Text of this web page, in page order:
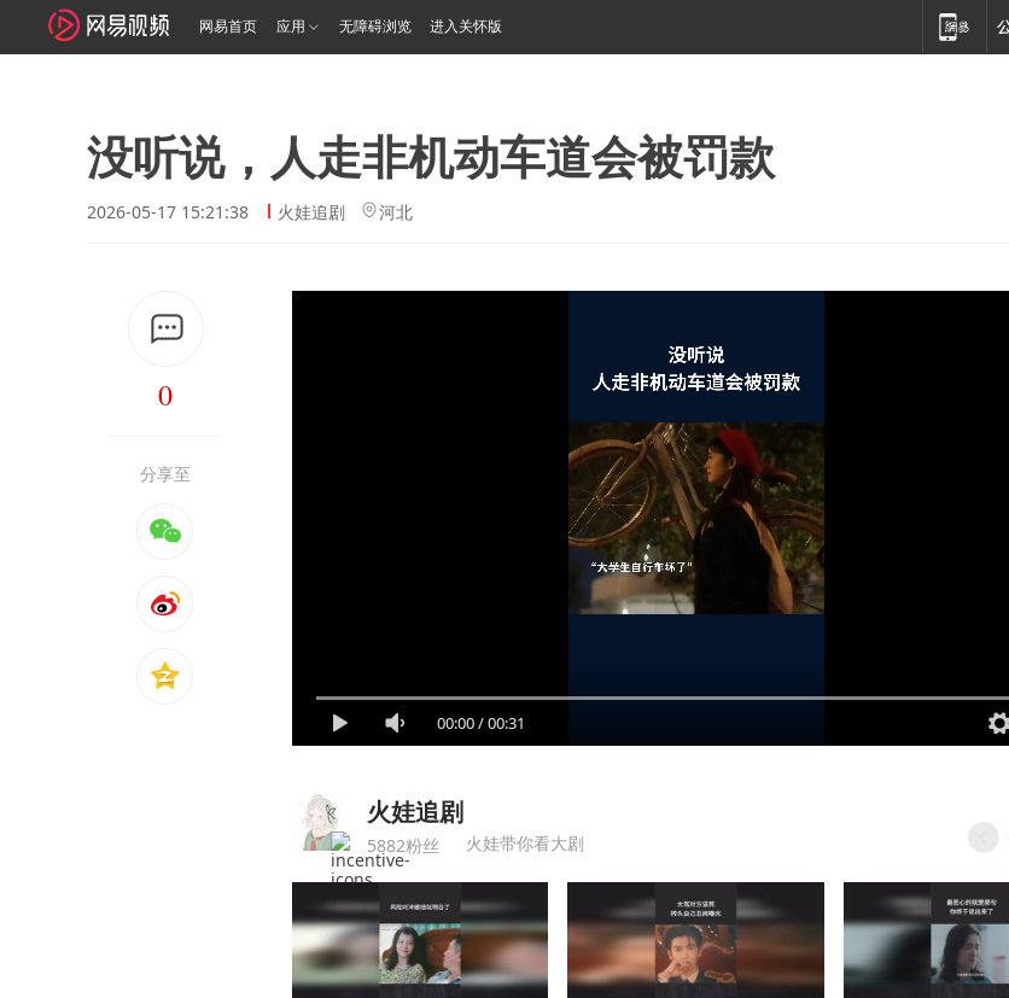
网易首页 应用 无障碍浏览 进入关怀版
没听说，人走非机动车道会被罚款
2026-05-17 15:21:38 火娃追剧 河北
0
分享至
00:00/00:31
火娃追剧
5882粉丝 火娃带你看大剧